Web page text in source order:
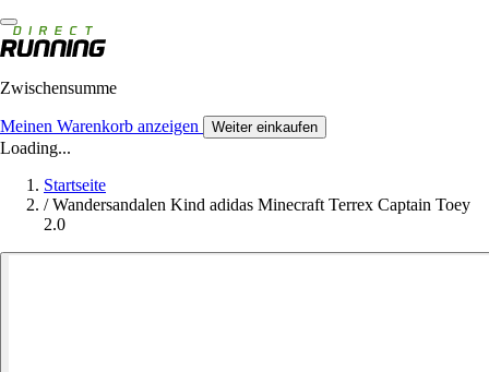
Zwischensumme
Meinen Warenkorb anzeigen Weiter einkaufen
Loading...
Startseite
/ Wandersandalen Kind adidas Minecraft Terrex Captain Toey
2.0